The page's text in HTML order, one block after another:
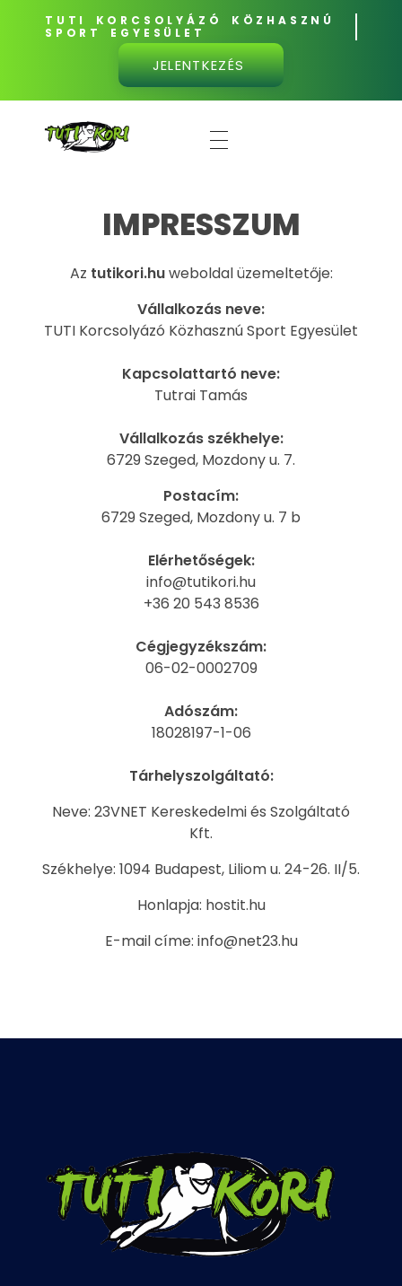
TUTI KORCSOLYÁZÓ KÖZHASZNÚ
SPORT EGYESÜLET
JELENTKEZÉS
IMPRESSZUM
Az tutikori.huweboldal üzemeltetője:
Vállalkozás neve:
TUTI Korcsolyázó Közhasznú Sport Egyesület
Kapcsolattartó neve:
Tutrai Tamás
Vállalkozás székhelye:
6729 Szeged, Mozdony u. 7.
Postacím:
6729 Szeged, Mozdony u. 7 b
Elérhetőségek:
info@tutikori.hu
+36 20 543 8536
Cégjegyzékszám:
06-02-0002709
Adószám:
18028197-1-06
Tárhelyszolgáltató:
Neve: 23VNET Kereskedelmi és Szolgáltató
Kft.
Székhelye: 1094 Budapest, Liliom u. 24-26. II/5.
Honlapja: hostit.hu
E-mail címe: info@net23.hu